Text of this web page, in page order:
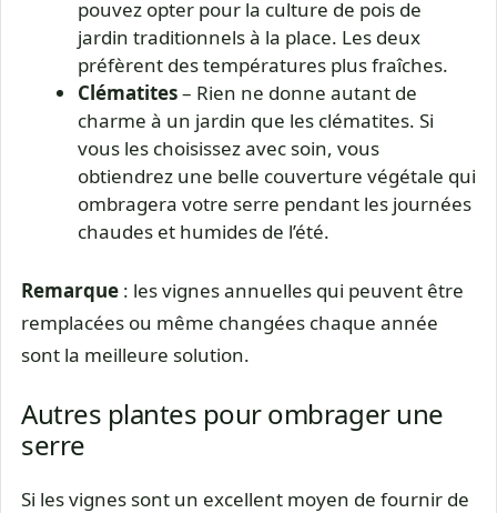
pouvez opter pour la culture de pois de
jardin traditionnels à la place. Les deux
préfèrent des températures plus fraîches.
Clématites– Rien ne donne autant de
charme à un jardin que les clématites. Si
vous les choisissez avec soin, vous
obtiendrez une belle couverture végétale qui
ombragera votre serre pendant les journées
chaudes et humides de l’été.
Remarque : les vignes annuelles qui peuvent être
remplacées ou même changées chaque année
sont la meilleure solution.
Autres plantes pour ombrager une
serre
Si les vignes sont un excellent moyen de fournir de